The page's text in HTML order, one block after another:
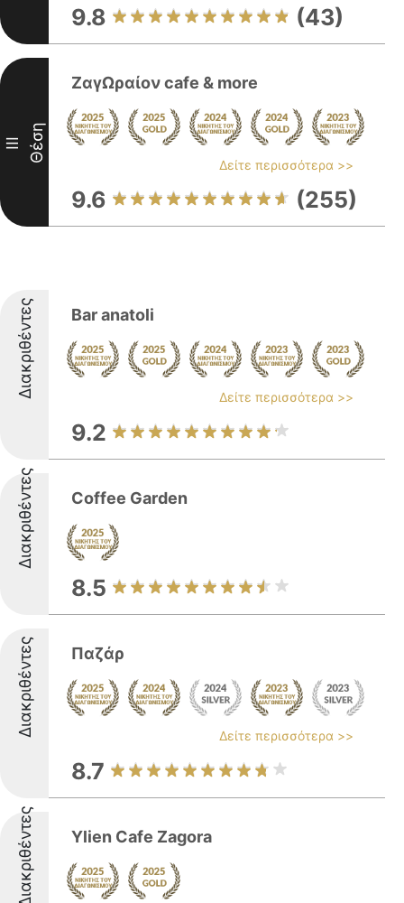
9.8 (43)
III Θέση
ΖαγΩραίον cafe & more
Δείτε περισσότερα >>
9.6 (255)
Διακριθέντες Bar anatoli
Δείτε περισσότερα >>
9.2
Διακριθέντες Coffee Garden
8.5
Διακριθέντες Παζάρ
Δείτε περισσότερα >>
8.7
Διακριθέντες Ylien Cafe Zagora